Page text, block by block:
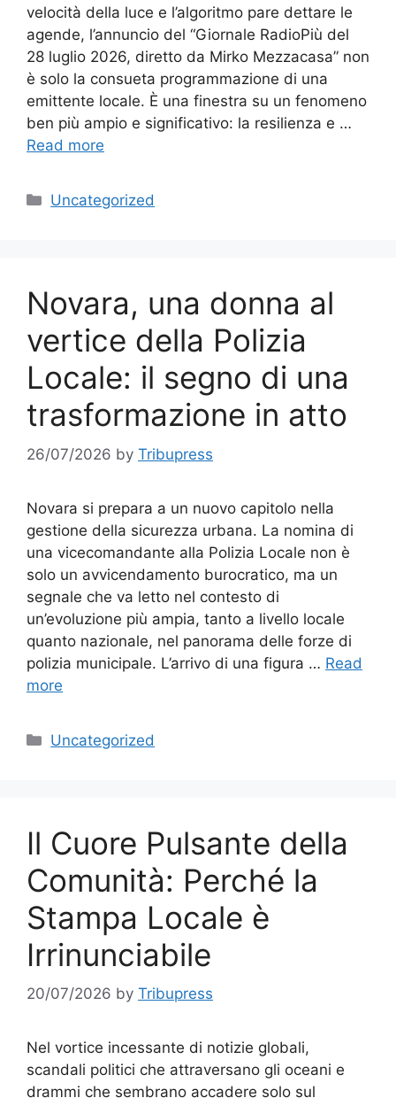
velocità della luce e l’algoritmo pare dettare le
agende, l’annuncio del “Giornale RadioPiù del
28 luglio 2026, diretto da Mirko Mezzacasa” non
è solo la consueta programmazione di una
emittente locale. È una finestra su un fenomeno
ben più ampio e significativo: la resilienza e …
Read more
Categories
Uncategorized
Novara, una donna al
vertice della Polizia
Locale: il segno di una
trasformazione in atto
26/07/2026 by Tribupress
Novara si prepara a un nuovo capitolo nella
gestione della sicurezza urbana. La nomina di
una vicecomandante alla Polizia Locale non è
solo un avvicendamento burocratico, ma un
segnale che va letto nel contesto di
un’evoluzione più ampia, tanto a livello locale
quanto nazionale, nel panorama delle forze di
polizia municipale. L’arrivo di una figura … Read
more
Categories
Uncategorized
Il Cuore Pulsante della
Comunità: Perché la
Stampa Locale è
Irrinunciabile
20/07/2026 by Tribupress
Nel vortice incessante di notizie globali,
scandali politici che attraversano gli oceani e
drammi che sembrano accadere solo sul